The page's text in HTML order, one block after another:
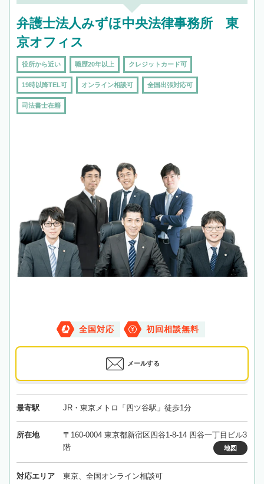
弁護士法人みずほ中央法律事務所 東
京オフィス
役所から近い 職歴20年以上 クレジットカード可
19時以降TEL可 オンライン相談可 全国出張対応可
司法書士在籍
全国対応 初回相談無料
メールする
最寄駅 JR・東京メトロ「四ツ谷駅」徒歩1分
所在地
〒160-0004 東京都新宿区四谷1-8-14 四谷一丁目ビル3
階
地図
対応エリア 東京、全国オンライン相談可